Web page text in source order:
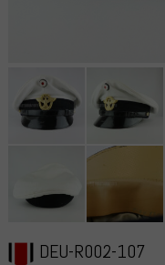
DEU-R002-107